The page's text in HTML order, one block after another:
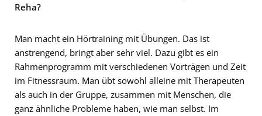
Reha?
Man macht ein Hörtraining mit Übungen. Das ist
anstrengend, bringt aber sehr viel. Dazu gibt es ein
Rahmenprogramm mit verschiedenen Vorträgen und Zeit
im Fitnessraum. Man übt sowohl alleine mit Therapeuten
als auch in der Gruppe, zusammen mit Menschen, die
ganz ähnliche Probleme haben, wie man selbst. Im